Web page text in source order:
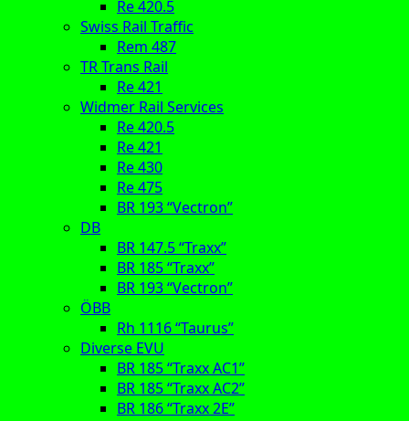
Re 420.5
Swiss Rail Traffic
Rem 487
TR Trans Rail
Re 421
Widmer Rail Services
Re 420.5
Re 421
Re 430
Re 475
BR 193 “Vectron”
DB
BR 147.5 “Traxx”
BR 185 “Traxx”
BR 193 “Vectron”
ÖBB
Rh 1116 “Taurus”
Diverse EVU
BR 185 “Traxx AC1”
BR 185 “Traxx AC2”
BR 186 “Traxx 2E”